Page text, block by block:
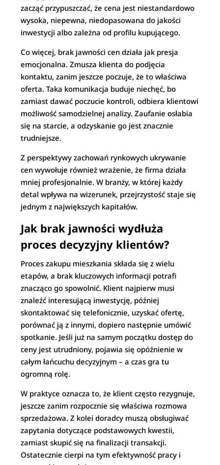
zacząć przypuszczać, że cena jest niestandardowo
wysoka, niepewna, niedopasowana do jakości
inwestycji albo zależna od profilu kupującego.
Co więcej, brak jawności cen działa jak presja
emocjonalna. Zmusza klienta do podjęcia
kontaktu, zanim jeszcze poczuje, że to właściwa
oferta. Taka komunikacja buduje niechęć, bo
zamiast dawać poczucie kontroli, odbiera klientowi
możliwość samodzielnej analizy. Zaufanie osłabia
się na starcie, a odzyskanie go jest znacznie
trudniejsze.
Z perspektywy zachowań rynkowych ukrywanie
cen wywołuje również wrażenie, że firma działa
mniej profesjonalnie. W branży, w której każdy
detal wpływa na wizerunek, przejrzystość staje się
jednym z największych kapitałów.
Jak brak jawności wydłuża
proces decyzyjny klientów?
Proces zakupu mieszkania składa się z wielu
etapów, a brak kluczowych informacji potrafi
znacząco go spowolnić. Klient najpierw musi
znaleźć interesującą inwestycję, później
skontaktować się telefonicznie, uzyskać ofertę,
porównać ją z innymi, dopiero następnie umówić
spotkanie. Jeśli już na samym początku dostęp do
ceny jest utrudniony, pojawia się opóźnienie w
całym łańcuchu decyzyjnym – a czas gra tu
ogromną rolę.
W praktyce oznacza to, że klient często rezygnuje,
jeszcze zanim rozpocznie się właściwa rozmowa
sprzedażowa. Z kolei doradcy muszą obsługiwać
zapytania dotyczące podstawowych kwestii,
zamiast skupić się na finalizacji transakcji.
Ostatecznie cierpi na tym efektywność pracy i